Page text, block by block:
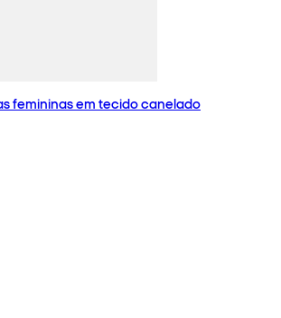
femininas em tecido canelado